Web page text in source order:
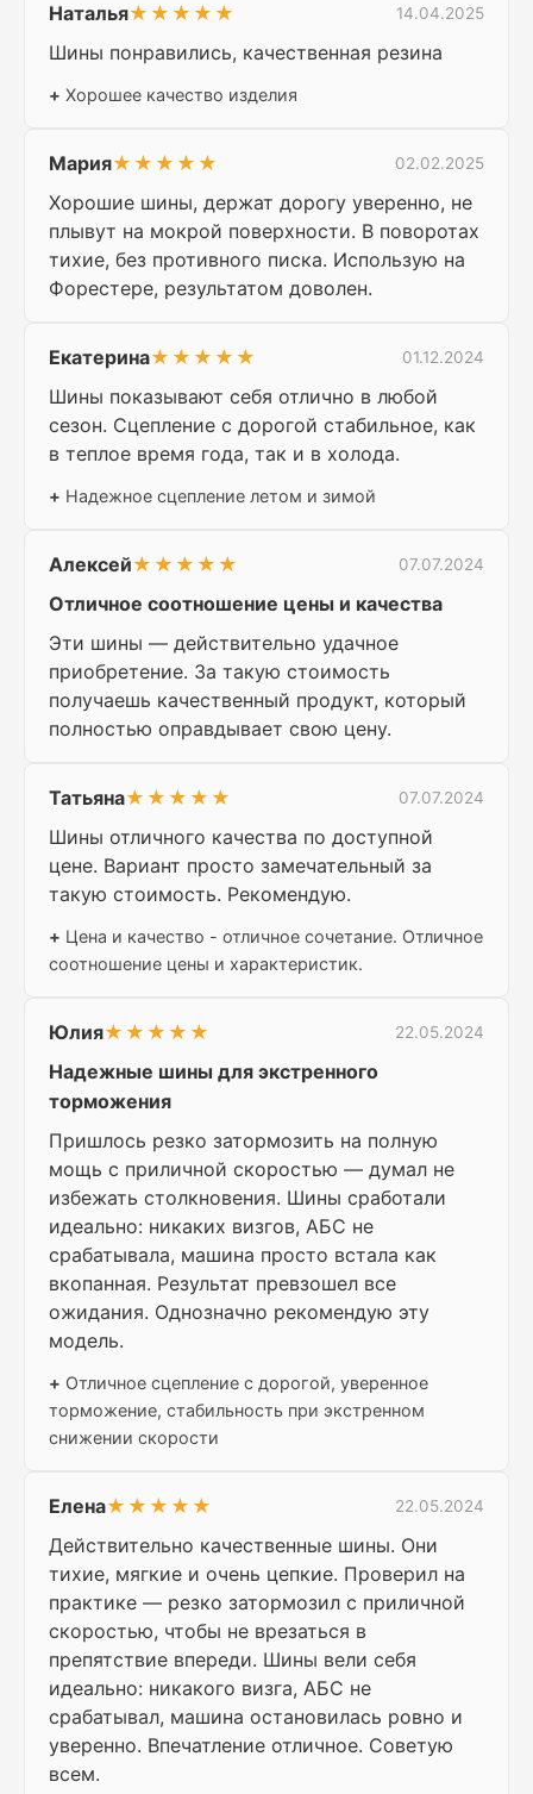
Наталья★★★★★ 14.04.2025
Шины понравились, качественная резина
+ Хорошее качество изделия
Мария★★★★★ 02.02.2025
Хорошие шины, держат дорогу уверенно, не
плывут на мокрой поверхности. В поворотах
тихие, без противного писка. Использую на
Форестере, результатом доволен.
Екатерина★★★★★ 01.12.2024
Шины показывают себя отлично в любой
сезон. Сцепление с дорогой стабильное, как
в теплое время года, так и в холода.
+ Надежное сцепление летом и зимой
Алексей★★★★★ 07.07.2024
Отличное соотношение цены и качества
Эти шины — действительно удачное
приобретение. За такую стоимость
получаешь качественный продукт, который
полностью оправдывает свою цену.
Татьяна★★★★★ 07.07.2024
Шины отличного качества по доступной
цене. Вариант просто замечательный за
такую стоимость. Рекомендую.
+ Цена и качество - отличное сочетание. Отличное
соотношение цены и характеристик.
Юлия★★★★★ 22.05.2024
Надежные шины для экстренного
торможения
Пришлось резко затормозить на полную
мощь с приличной скоростью — думал не
избежать столкновения. Шины сработали
идеально: никаких визгов, АБС не
срабатывала, машина просто встала как
вкопанная. Результат превзошел все
ожидания. Однозначно рекомендую эту
модель.
+ Отличное сцепление с дорогой, уверенное
торможение, стабильность при экстренном
снижении скорости
Елена★★★★★ 22.05.2024
Действительно качественные шины. Они
тихие, мягкие и очень цепкие. Проверил на
практике — резко затормозил с приличной
скоростью, чтобы не врезаться в
препятствие впереди. Шины вели себя
идеально: никакого визга, АБС не
срабатывал, машина остановилась ровно и
уверенно. Впечатление отличное. Советую
всем.